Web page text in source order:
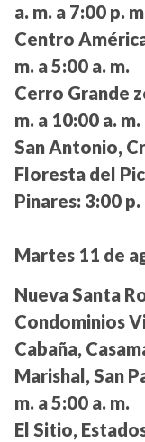
a. m. a 7:00 p.
Centro
m. a 5:00 a. m.
Cerro Grande
m. a 10:00 a. m.
San Antonio,
Floresta del
Pinares: 3:00 p.
Martes 11 de
Nueva Santa
Condominios
Cabaña,
Marishal, San
m. a 5:00 a. m.
El Sitio,